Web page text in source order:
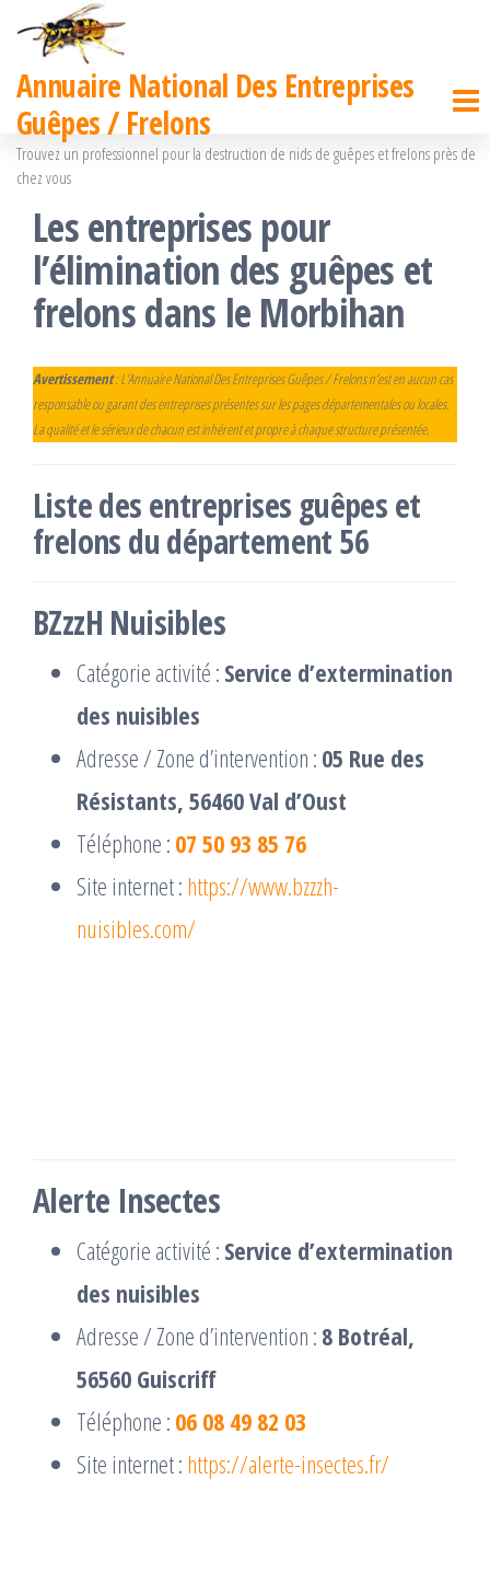
Passer
contenu
Annuaire National Des Entreprises
Guêpes / Frelons
Trouvez un professionnel pour la destruction de nids de guêpes et frelons près de
chez vous
Les entreprises pour
l’élimination des guêpes et
frelons dans le Morbihan
Avertissement: L’Annuaire National Des Entreprises Guêpes / Frelons n’est en aucun cas
responsable ou garant des entreprises présentes sur les pages départementales ou locales.
La qualité et le sérieux de chacun est inhérent et propre à chaque structure présentée.
Liste des entreprises guêpes et
frelons du département 56
BZzzH Nuisibles
Catégorie activité : Service d’extermination
des nuisibles
Adresse / Zone d’intervention : 05 Rue des
Résistants, 56460 Val d’Oust
Téléphone : 07 50 93 85 76
Site internet : https://www.bzzzh-
nuisibles.com/
Alerte Insectes
Catégorie activité : Service d’extermination
des nuisibles
Adresse / Zone d’intervention : 8 Botréal,
56560 Guiscriff
Téléphone : 06 08 49 82 03
Site internet : https://alerte-insectes.fr/